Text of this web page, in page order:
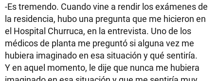
-Es tremendo. Cuando vine a rendir los exámenes de
la residencia, hubo una pregunta que me hicieron en
el Hospital Churruca, en la entrevista. Uno de los
médicos de planta me preguntó si alguna vez me
hubiera imaginado en esa situación y qué sentiría.
Y en aquel momento, le dije que nunca me hubiera